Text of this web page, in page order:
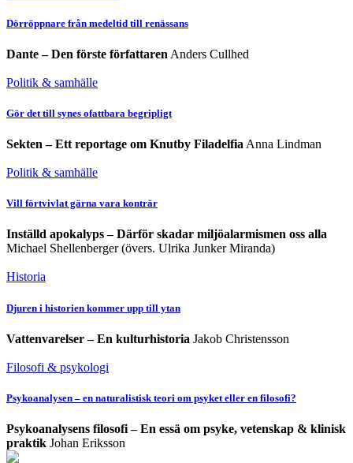
Dörröppnare från medeltid till renässans
Dante – Den förste författaren Anders Cullhed
Politik & samhälle
Gör det till synes ofattbara begripligt
Sekten – Ett reportage om Knutby Filadelfia Anna Lindman
Politik & samhälle
Vill förtvivlat gärna vara konträr
Inställd apokalyps – Därför skadar miljöalarmismen oss alla
Michael Shellenberger (övers. Ulrika Junker Miranda)
Historia
Djuren i historien kommer upp till ytan
Vattenvarelser – En kulturhistoria Jakob Christensson
Filosofi & psykologi
Psykoanalysen – en naturalistisk teori om psyket eller en filosofi?
Psykoanalysens filosofi – En essä om psyke, vetenskap & klinisk
praktik Johan Eriksson